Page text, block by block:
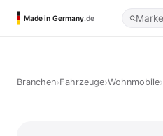
Made in Germany.de
Branchen›Fahrzeuge›Wohnmobile›